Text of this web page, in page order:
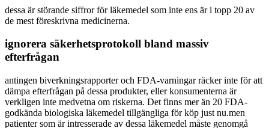
dessa är störande siffror för läkemedel som inte ens är i topp 20 av
de mest föreskrivna medicinerna.
ignorera säkerhetsprotokoll bland massiv
efterfrågan
antingen biverkningsrapporter och FDA-varningar räcker inte för att
dämpa efterfrågan på dessa produkter, eller konsumenterna är
verkligen inte medvetna om riskerna. Det finns mer än 20 FDA-
godkända biologiska läkemedel tillgängliga för köp just nu.men
patienter som är intresserade av dessa läkemedel måste genomgå